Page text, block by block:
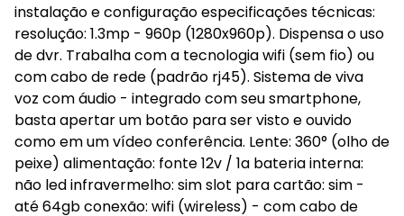
instalação e configuração especificações técnicas:
resolução: 1.3mp - 960p (1280x960p). Dispensa o uso
de dvr. Trabalha com a tecnologia wifi (sem fio) ou
com cabo de rede (padrão rj45). Sistema de viva
voz com áudio - integrado com seu smartphone,
basta apertar um botão para ser visto e ouvido
como em um vídeo conferência. Lente: 360° (olho de
peixe) alimentação: fonte 12v / 1a bateria interna:
não led infravermelho: sim slot para cartão: sim -
até 64gb conexão: wifi (wireless) - com cabo de